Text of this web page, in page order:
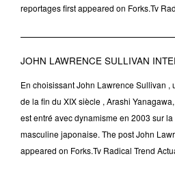
reportages first appeared on Forks.Tv
JOHN LAWRENCE SULLIVAN
En choisissant John Lawrence Sullivan
de la fin du XIX siècle , Arashi
est entré avec dynamisme en 2003 sur
masculine japonaise. The post John
appeared on Forks.Tv Radical Trend